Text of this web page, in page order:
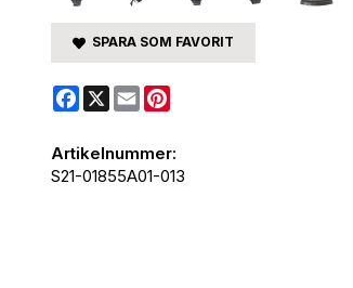
SPARA SOM FAVORIT
Facebook
X Email
Artikelnummer:
S21-01855A01-013